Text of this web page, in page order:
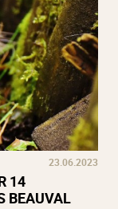
23.06.2023
14
BEAUVAL